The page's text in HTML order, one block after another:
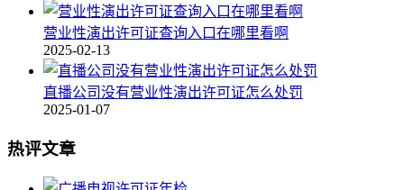
营业性演出许可证查询入口在哪里看啊
2025-02-13
直播公司没有营业性演出许可证怎么处罚
2025-01-07
热评文章